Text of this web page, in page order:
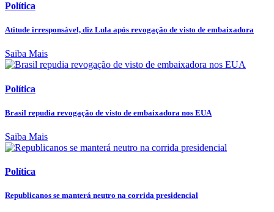
Política
Atitude irresponsável, diz Lula após revogação de visto de embaixadora
Saiba Mais
Política
Brasil repudia revogação de visto de embaixadora nos EUA
Saiba Mais
Política
Republicanos se manterá neutro na corrida presidencial